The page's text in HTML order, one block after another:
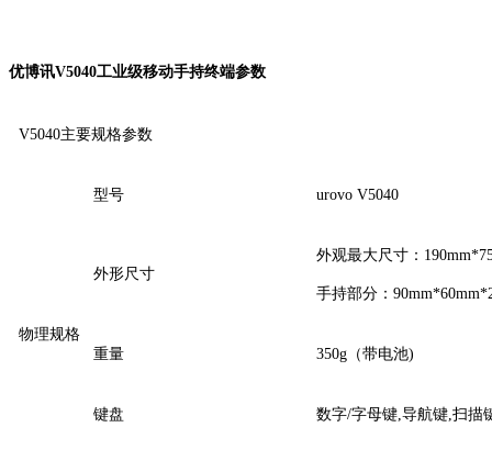
优博讯V5040工业级移动手持终端参数
V5040主要规格参数
物理规格
型号 urovo V5040
外形尺寸
外观最大尺寸：
手持部分：
重量 350g（带电池)
键盘 数字/字母键,导航键,扫描